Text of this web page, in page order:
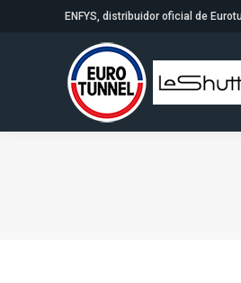
ENFYS, distribuidor oficial de